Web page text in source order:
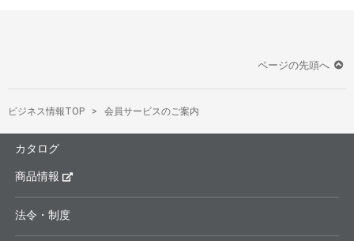
ページの先頭へ
ビジネス情報TOP 会員サービスのご案内
カタログ
商品情報
法令・制度